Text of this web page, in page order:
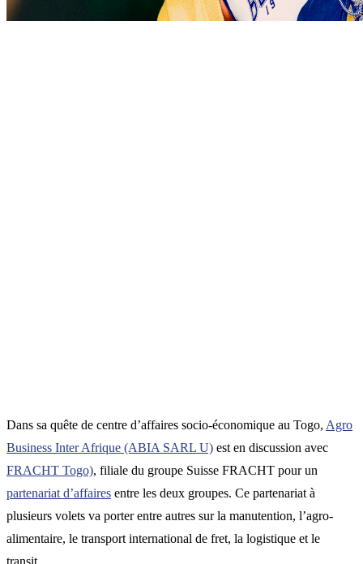
Dans sa quête de centre d’affaires socio-économique au Togo, Agro
Business Inter Afrique (ABIA SARL U) est en discussion avec
FRACHT Togo), filiale du groupe Suisse FRACHT pour un
partenariat d’affaires entre les deux groupes. Ce partenariat à
plusieurs volets va porter entre autres sur la manutention, l’agro-
alimentaire, le transport international de fret, la logistique et le
transit.